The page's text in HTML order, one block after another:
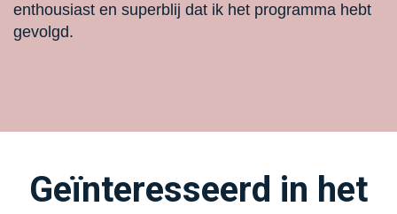
enthousiast en superblij dat ik het programma hebt
gevolgd.
Geïnteresseerd in het